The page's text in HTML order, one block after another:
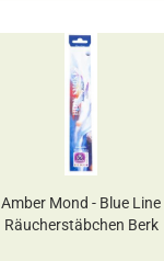
Amber Mond - Blue Line
Räucherstäbchen Berk